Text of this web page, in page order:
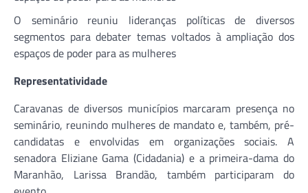
O seminário reuniu lideranças políticas de diversos
segmentos para debater temas voltados à ampliação dos
espaços de poder para as mulheres
Representatividade
Caravanas de diversos municípios marcaram presença no
seminário, reunindo mulheres de mandato e, também, pré-
candidatas e envolvidas em organizações sociais. A
senadora Eliziane Gama (Cidadania) e a primeira-dama do
Maranhão, Larissa Brandão, também participaram do